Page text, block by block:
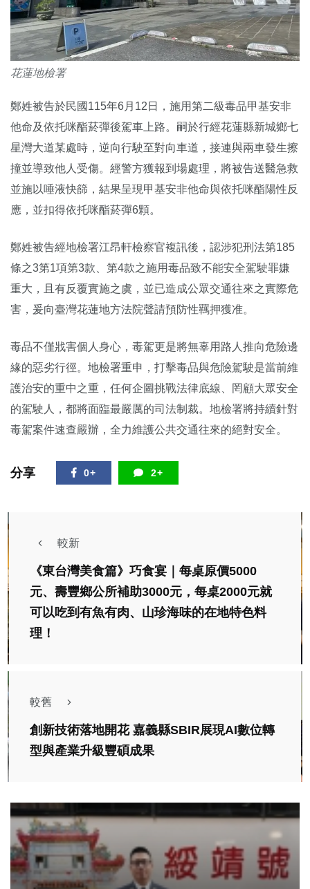
花蓮地檢署
鄭姓被告於民國115年6月12日，施用第二級毒品甲基安非
他命及依托咪酯菸彈後駕車上路。嗣於行經花蓮縣新城鄉七
星灣大道某處時，逆向行駛至對向車道，接連與兩車發生擦
撞並導致他人受傷。經警方獲報到場處理，將被告送醫急救
並施以唾液快篩，結果呈現甲基安非他命與依托咪酯陽性反
應，並扣得依托咪酯菸彈6顆。
鄭姓被告經地檢署江昂軒檢察官複訊後，認涉犯刑法第185
條之3第1項第3款、第4款之施用毒品致不能安全駕駛罪嫌
重大，且有反覆實施之虞，並已造成公眾交通往來之實際危
害，爰向臺灣花蓮地方法院聲請預防性羈押獲准。
毒品不僅戕害個人身心，毒駕更是將無辜用路人推向危險邊
緣的惡劣行徑。地檢署重申，打擊毒品與危險駕駛是當前維
護治安的重中之重，任何企圖挑戰法律底線、罔顧大眾安全
的駕駛人，都將面臨最嚴厲的司法制裁。地檢署將持續針對
毒駕案件速查嚴辦，全力維護公共交通往來的絕對安全。
分享 0+ 2+
較新
《東台灣美食篇》巧食宴｜每桌原價5000
元、壽豐鄉公所補助3000元，每桌2000元就
可以吃到有魚有肉、山珍海味的在地特色料
理！
較舊
創新技術落地開花 嘉義縣SBIR展現AI數位轉
型與產業升級豐碩成果